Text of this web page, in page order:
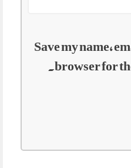
Save my name,
browser for